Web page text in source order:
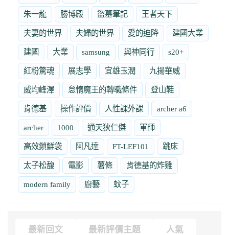
朱一龍 勝博殿 盜墓筆記 王者天下
夫妻的世界 夫婦的世界 愛的迫降 建國大業
建國 大業 samsung 與神同行 s20+
紅粉驚魂 展志學 宜雄玉潤 九揚華威
威均峰澤 怠惰魔王的轉職條件 登山鞋
肯德基 操作評價 人性課外課 archer a6
archer 1000 通天狄仁傑 軍師
高效鎖鮮袋 阿凡達 FT-LEF101 跳床
太子松馥 電影 薯條 肯德基的炸雞
modern family 廚藝 蚊子
最新回文 最新評價主題 人氣